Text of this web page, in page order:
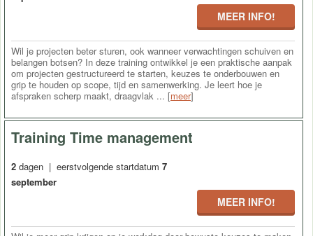
MEER INFO!
Wil je projecten beter sturen, ook wanneer verwachtingen schuiven en
belangen botsen? In deze training ontwikkel je een praktische aanpak
om projecten gestructureerd te starten, keuzes te onderbouwen en
grip te houden op scope, tijd en samenwerking. Je leert hoe je
afspraken scherp maakt, draagvlak ... [meer]
Training Time management
2 dagen | eerstvolgende startdatum 7
september
MEER INFO!